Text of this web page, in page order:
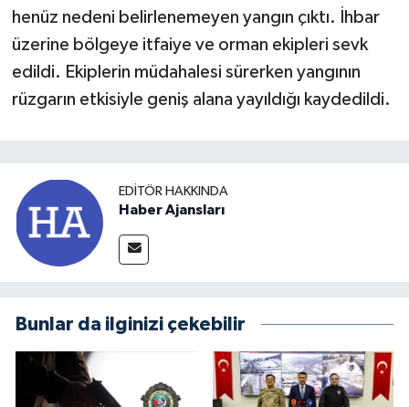
henüz nedeni belirlenemeyen yangın çıktı. İhbar
üzerine bölgeye itfaiye ve orman ekipleri sevk
edildi. Ekiplerin müdahalesi sürerken yangının
rüzgarın etkisiyle geniş alana yayıldığı kaydedildi.
EDITÖR HAKKINDA
Haber Ajansları
Bunlar da ilginizi çekebilir